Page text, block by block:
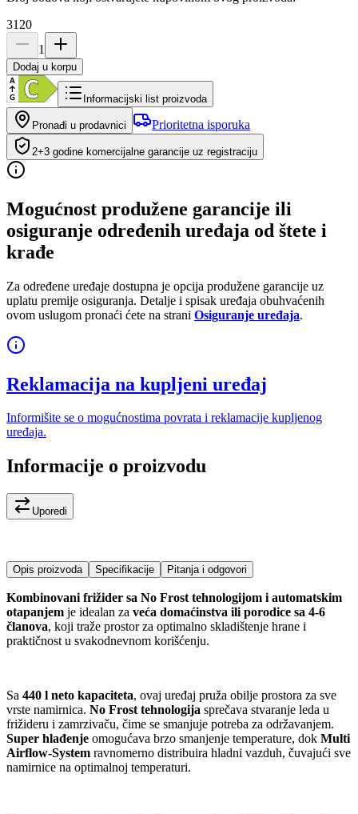
3120
1
Dodaj u korpu
Informacijski list proizvoda
Pronađi u prodavnici Prioritetna isporuka
2+3 godine komercijalne garancije uz registraciju
Mogućnost produžene garancije ili
osiguranje određenih uređaja od štete i
krađe
Za određene uređaje dostupna je opcija produžene garancije uz
uplatu premije osiguranja. Detalje i spisak uređaja obuhvaćenih
ovom uslugom pronaći ćete na strani Osiguranje uređaja.
Reklamacija na kupljeni uređaj
Informišite se o mogućnostima povrata i reklamacije kupljenog
uređaja.
Informacije o proizvodu
Uporedi
Opis proizvoda Specifikacije Pitanja i odgovori
Kombinovani frižider sa No Frost tehnologijom i automatskim
otapanjem je idealan za veća domaćinstva ili porodice sa 4-6
članova, koji traže prostor za optimalno skladištenje hrane i
praktičnost u svakodnevnom korišćenju.
Sa 440 l neto kapaciteta, ovaj uređaj pruža obilje prostora za sve
vrste namirnica. No Frost tehnologija sprečava stvaranje leda u
frižideru i zamrzivaču, čime se smanjuje potreba za održavanjem.
Super hlađenje omogućava brzo smanjenje temperature, dok Multi
Airflow-System ravnomerno distribuira hladni vazduh, čuvajući sve
namirnice na optimalnoj temperaturi.